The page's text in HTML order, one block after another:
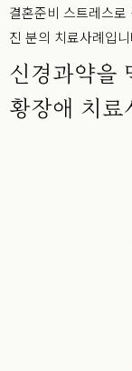
결혼준비 스트레스
진 분의 치료사례입
신경과약을
황장애 치료